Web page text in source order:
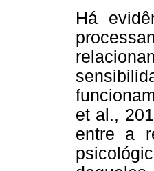
Há
et al.,
entre a